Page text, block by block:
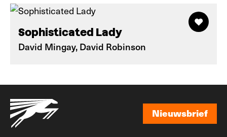
Sophisticated Lady
David Mingay, David Robinson
Nieuwsbrief